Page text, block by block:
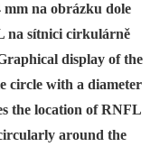
na obrázku dole
na sítnici cirkulárně
display of the
circle with a diameter
the location of RNFL
around the